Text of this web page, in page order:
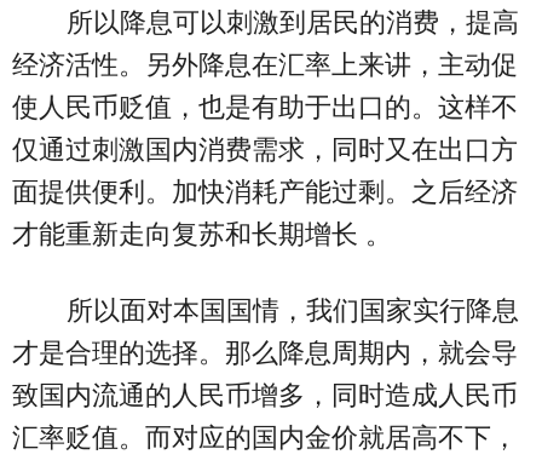
所以降息可以刺激到居民的消费，提高
经济活性。另外降息在汇率上来讲，主动促
使人民币贬值，也是有助于出口的。这样不
仅通过刺激国内消费需求，同时又在出口方
面提供便利。加快消耗产能过剩。之后经济
才能重新走向复苏和长期增长 。
所以面对本国国情，我们国家实行降息
才是合理的选择。那么降息周期内，就会导
致国内流通的人民币增多，同时造成人民币
汇率贬值。而对应的国内金价就居高不下，